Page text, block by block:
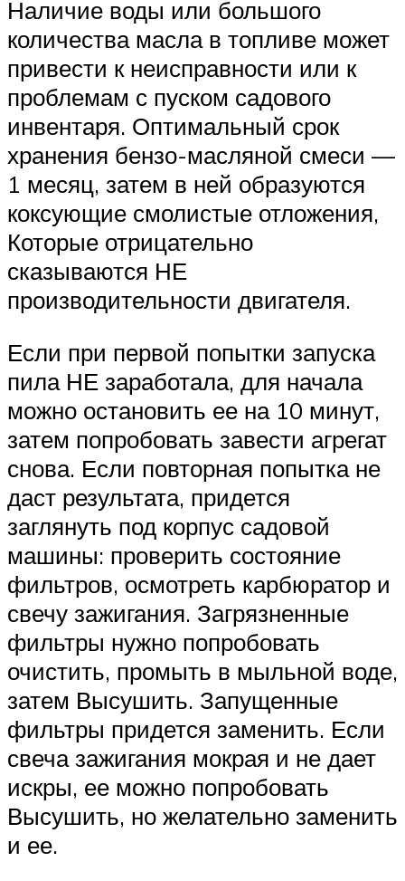
Наличие воды или большого
количества масла в топливе может
привести к неисправности или к
проблемам с пуском садового
инвентаря. Оптимальный срок
хранения бензо-масляной смеси —
1 месяц, затем в ней образуются
коксующие смолистые отложения,
Которые отрицательно
сказываются НЕ
производительности двигателя.
Если при первой попытки запуска
пила НЕ заработала, для начала
можно остановить ее на 10 минут,
затем попробовать завести агрегат
снова. Если повторная попытка не
даст результата, придется
заглянуть под корпус садовой
машины: проверить состояние
фильтров, осмотреть карбюратор и
свечу зажигания. Загрязненные
фильтры нужно попробовать
очистить, промыть в мыльной воде,
затем Высушить. Запущенные
фильтры придется заменить. Если
свеча зажигания мокрая и не дает
искры, ее можно попробовать
Высушить, но желательно заменить
и ее.